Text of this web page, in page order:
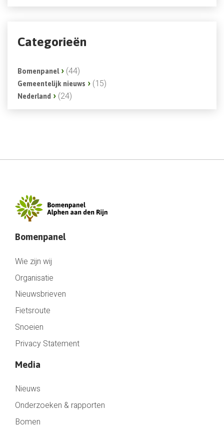
Categorieën
Bomenpanel (44)
Gemeentelijk nieuws (15)
Nederland (24)
Bomenpanel
Wie zijn wij
Organisatie
Nieuwsbrieven
Fietsroute
Snoeien
Privacy Statement
Media
Nieuws
Onderzoeken & rapporten
Bomen